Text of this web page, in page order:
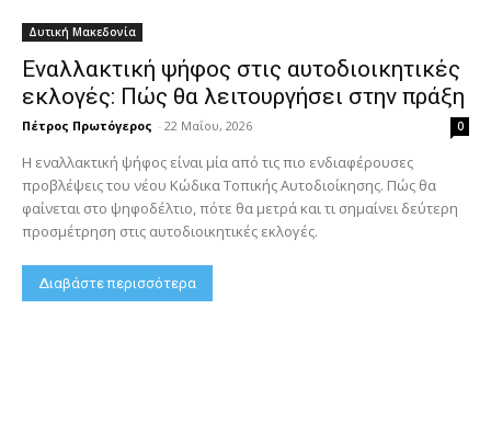
Δυτική Μακεδονία
Εναλλακτική ψήφος στις αυτοδιοικητικές
εκλογές: Πώς θα λειτουργήσει στην πράξη
Πέτρος Πρωτόγερος - 22 Μαΐου, 2026 0
Η εναλλακτική ψήφος είναι μία από τις πιο ενδιαφέρουσες
προβλέψεις του νέου Κώδικα Τοπικής Αυτοδιοίκησης. Πώς θα
φαίνεται στο ψηφοδέλτιο, πότε θα μετρά και τι σημαίνει δεύτερη
προσμέτρηση στις αυτοδιοικητικές εκλογές.
Διαβάστε περισσότερα